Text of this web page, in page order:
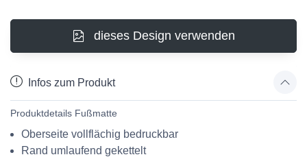
dieses Design verwenden
Infos zum Produkt
Produktdetails Fußmatte
Oberseite vollflächig bedruckbar
Rand umlaufend gekettelt